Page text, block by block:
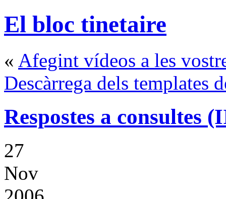
El bloc tinetaire
« Afegint vídeos a les
Descàrrega dels templates
Respostes a consultes
27
Nov